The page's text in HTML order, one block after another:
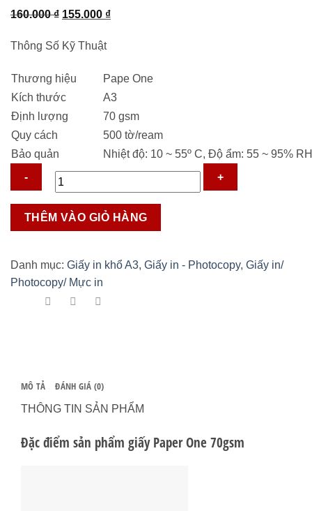
160.000₫ Giá
là:
155.000 ₫Giá
155.000 ₫.
Thông Số Kỹ Thuật
Thương hiệu
Pape One
Kích thước
A3
Định lượng
70 gsm
Quy cách
500 tờ/ream
Bảo quản
Nhiệt độ: 10 ~ 55º C, Độ ẩm: 55 ~ 95%
Giấy
A3-
THÊM VÀO GIỎ HÀNG
Danh mục: Giấy in khổ A3, Giấy in - Photocopy, Giấy in/
Photocopy/ Mực in
MÔ TẢ ĐÁNH GIÁ (0)
THÔNG TIN SẢN PHẨM
Đặc điểm sản phẩm giấy Paper One 70gsm